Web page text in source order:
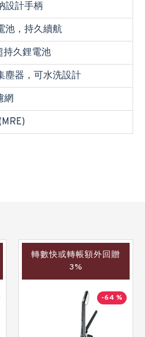
設計手柄
池，持久續航
持久鋰電池
塵器，可水洗設計
網
轉數快或轉帳額外回贈
3%
-64 %